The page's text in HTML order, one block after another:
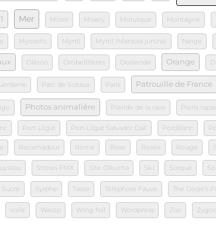
Mer Miroir Misery Molusque Montagne
Myosotis Myrtil Myrtil (Maniola jurtina) Neige
Oléron Ombellifères Oostende Orange
Parc de Sceaux Paris Patrouille de France
Photos animalière Piéride de la rave Pieris
Port-Lligat Port-Lligat Salvador Dali PortBlanc
Rocamadour Rome Rose Rosée Rouge
Shows FMX Site Olkuma Ski Sorque
Sucre Syrphe Tasse Téléphore Fauve The Doge's
voile Waszp Wing foil Wordpress Zoo